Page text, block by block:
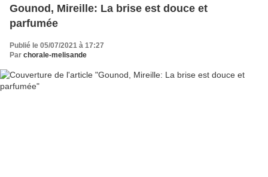
Gounod, Mireille: La brise est douce et
parfumée
Publié le 05/07/2021 à 17:27
Par chorale-melisande